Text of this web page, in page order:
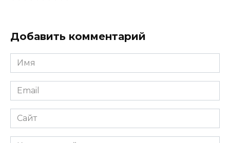
Добавить комментарий
Имя
*
Email
*
Сайт